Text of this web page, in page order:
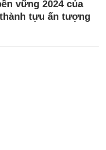
vững 2024 của
tựu ấn tượng